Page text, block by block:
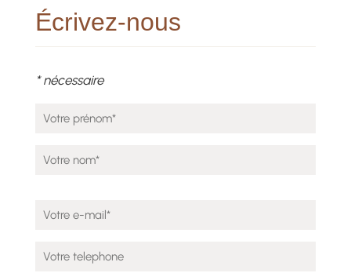
Écrivez-nous
* nécessaire